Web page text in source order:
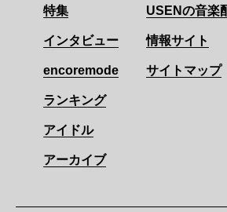
特集
インタビュー
encoremode
ランキング
アイドル
アーカイブ
USENの音楽
情報サイト
サイトマップ